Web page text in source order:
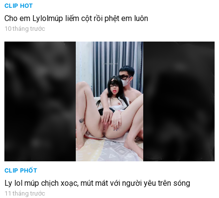
CLIP HOT
Cho em Lylolmúp liếm cột rồi phệt em luôn
10 tháng trước
CLIP PHỐT
Ly lol múp chịch xoạc, mút mát với người yêu trên sóng
11 tháng trước